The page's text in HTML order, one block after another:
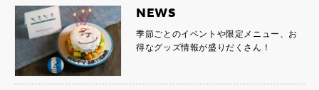
NEWS
季節ごとのイベントや限定メニュー、お
得なグッズ情報が盛りだくさん！